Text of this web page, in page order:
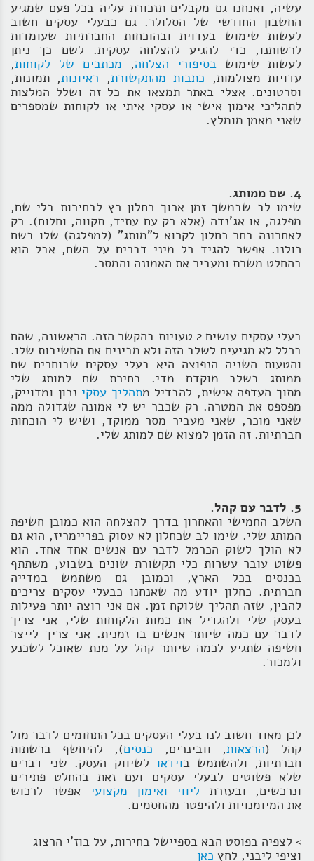
עשיה, ואנחנו גם מקבלים תזכורת עליה בכל פעם שמגיע
החשבון החודשי של הסלולר. גם כבעלי עסקים חשוב
לעשות שימוש בעדוית ובהוכחות החברתיות שעומדות
לרשותנו, כדי להגיע להצלחה עסקית. לשם כך ניתן
לעשות שימוש בסיפורי הצלחה, מכתבים של לקוחות,
עדויות מצולמות, כתבות מהתקשורת, ראיונות, תמונות,
וסרטונים. אצלי באתר תמצאו את כל זה ושלל המלצות
לתהליכי אימון אישי או עסקי איתי או לקוחות שמספרים
שאני מאמן מומלץ.
4. שם ממותג.
שימו לב שבמשך זמן ארוך כחלון רץ לבחירות בלי שם,
מפלגה, או אג'נדה (אלא רק עם עתיד, תקווה, וחלום). רק
לאחרונה בחר כחלון לקרוא ל"מותג" (למפלגה) שלו בשם
כולנו. אפשר להגיד כל מיני דברים על השם, אבל הוא
בהחלט משרת ומעביר את האמונה והמסר.
בעלי עסקים עושים 2 טעויות בהקשר הזה. הראשונה, שהם
בכלל לא מגיעים לשלב הזה ולא מבינים את החשיבות שלו.
והטעות השניה הנפוצה היא בעלי עסקים שבוחרים שם
ממותג בשלב מוקדם מדי. בחירת שם למותג שלי
מתוך העדפה אישית, להבדיל מתהליך עסקי נכון ומדוייק,
מפספס את המטרה. רק שכבר יש לי אמונה שגדולה ממה
שאני מוכר, שאני מעביר מסר ממוקד, ושיש לי הוכחות
חברתיות. זה הזמן למצוא שם למותג שלי.
5. לדבר עם קהל.
השלב החמישי והאחרון בדרך להצלחה הוא כמובן חשיפת
המותג שלי. שימו לב שכחלון לא עסוק בפריימריז, הוא גם
לא הולך לשוק הכרמל לדבר עם אנשים אחד אחד. הוא
פשוט עובר עשרות כלי תקשורת שונים בשבוע, משתתף
בכנסים בכל הארץ, וכמובן גם משתמש במדייה
חברתית. כחלון יודע מה שאנחנו כבעלי עסקים צריכים
להבין, שזה תהליך שלוקח זמן. אם אני רוצה יותר פעילות
בעסק שלי ולהגדיל את כמות הלקוחות שלי, אני צריך
לדבר עם כמה שיותר אנשים בו זמנית. אני צריך לייצר
חשיפה שתגיע לכמה שיותר קהל על מנת שאוכל לשכנע
ולמכור.
לכן מאוד חשוב לנו בעלי העסקים בכל התחומים לדבר מול
קהל (הרצאות, וובינרים, כנסים), להיחשף ברשתות
חברתיות, ולהשתמש בוידאו לשיווק העסק. שני דברים
שלא פשוטים לבעלי עסקים ועם זאת בהחלט פתירים
ונרכשים, ובעזרת ליווי ואימון מקצועי אפשר לרכוש
את המיומנויות ולהיפטר מהחסמים.
> לצפיה בפוסט הבא בספיישל בחירות, על בוז'י הרצוג
וציפי ליבני, לחץ כאן